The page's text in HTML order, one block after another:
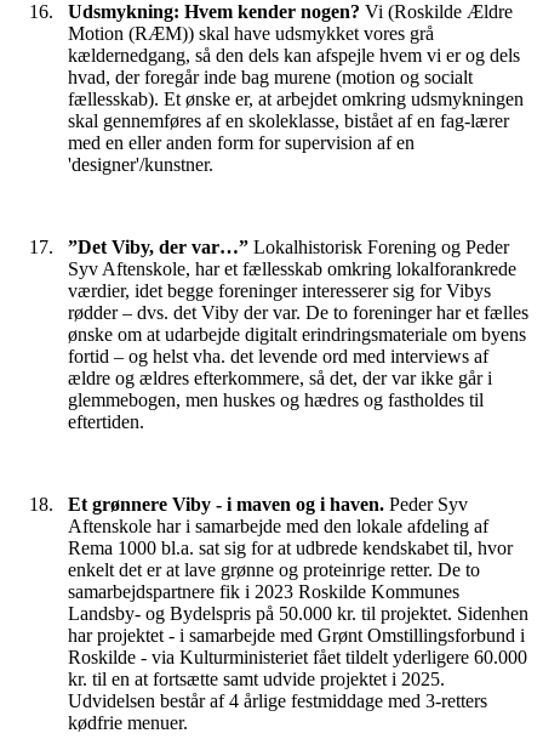
Udsmykning: Hvem kender nogen? Vi (Roskilde Ældre
Motion (RÆM)) skal have udsmykket vores grå
kældernedgang, så den dels kan afspejle hvem vi er og dels
hvad, der foregår inde bag murene (motion og socialt
fællesskab). Et ønske er, at arbejdet omkring udsmykningen
skal gennemføres af en skoleklasse, bistået af en fag-lærer
med en eller anden form for supervision af en
'designer'/kunstner.
”Det Viby, der var…” Lokalhistorisk Forening og Peder
Syv Aftenskole, har et fællesskab omkring lokalforankrede
værdier, idet begge foreninger interesserer sig for Vibys
rødder – dvs. det Viby der var. De to foreninger har et fælles
ønske om at udarbejde digitalt erindringsmateriale om byens
fortid – og helst vha. det levende ord med interviews af
ældre og ældres efterkommere, så det, der var ikke går i
glemmebogen, men huskes og hædres og fastholdes til
eftertiden.
Et grønnere Viby - i maven og i haven. Peder Syv
Aftenskole har i samarbejde med den lokale afdeling af
Rema 1000 bl.a. sat sig for at udbrede kendskabet til, hvor
enkelt det er at lave grønne og proteinrige retter. De to
samarbejdspartnere fik i 2023 Roskilde Kommunes
Landsby- og Bydelspris på 50.000 kr. til projektet. Sidenhen
har projektet - i samarbejde med Grønt Omstillingsforbund i
Roskilde - via Kulturministeriet fået tildelt yderligere 60.000
kr. til en at fortsætte samt udvide projektet i 2025.
Udvidelsen består af 4 årlige festmiddage med 3-retters
kødfrie menuer.